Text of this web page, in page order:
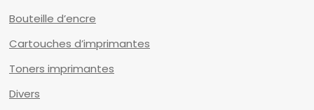
Bouteille d’encre
Cartouches d’imprimantes
Toners imprimantes
Divers